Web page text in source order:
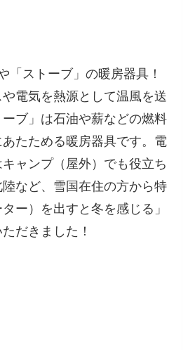
「ストーブ」の暖房器具！
や電気を熱源として温風を送
ブ」は石油や薪などの燃料
たためる暖房器具です。電
ャンプ（屋外）でも役立ち
など、雪国在住の方から特
ー）を出すと冬を感じる」
だきました！